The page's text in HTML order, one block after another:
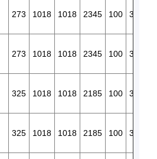
273 1018 1018 2345 100 300
273 1018 1018 2345 100 300
325 1018 1018 2185 100 375
325 1018 1018 2185 100 375